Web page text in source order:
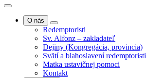
O nás
Redemptoristi
Sv. Alfonz – zakladateľ
Dejiny (Kongregácia, provincia)
Svätí a blahoslavení redemptoristi
Matka ustavičnej pomoci
Kontakt